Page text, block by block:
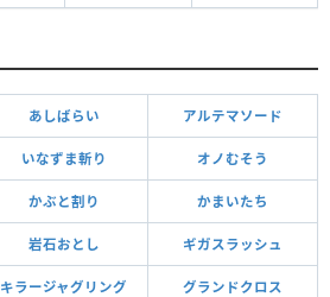
あしばらい アルテマソード
いなずま斬り オノむそう
かぶと割り かまいたち
岩石おとし ギガスラッシュ
キラージャグリング グランドクロス